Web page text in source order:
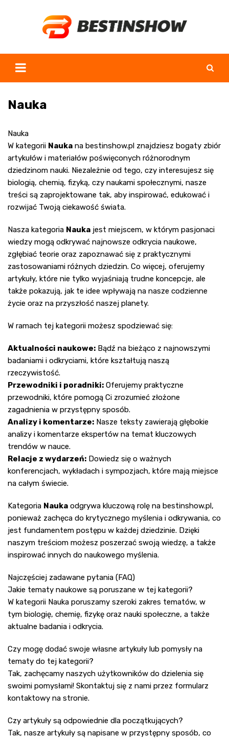
Nauka
Nauka
W kategorii Nauka na bestinshow.pl znajdziesz bogaty zbiór
artykułów i materiałów poświęconych różnorodnym
dziedzinom nauki. Niezależnie od tego, czy interesujesz się
biologią, chemią, fizyką, czy naukami społecznymi, nasze
treści są zaprojektowane tak, aby inspirować, edukować i
rozwijać Twoją ciekawość świata.
Nasza kategoria Nauka jest miejscem, w którym pasjonaci
wiedzy mogą odkrywać najnowsze odkrycia naukowe,
zgłębiać teorie oraz zapoznawać się z praktycznymi
zastosowaniami różnych dziedzin. Co więcej, oferujemy
artykuły, które nie tylko wyjaśniają trudne koncepcje, ale
także pokazują, jak te idee wpływają na nasze codzienne
życie oraz na przyszłość naszej planety.
W ramach tej kategorii możesz spodziewać się:
Aktualności naukowe: Bądź na bieżąco z najnowszymi
badaniami i odkryciami, które kształtują naszą
rzeczywistość.
Przewodniki i poradniki: Oferujemy praktyczne
przewodniki, które pomogą Ci zrozumieć złożone
zagadnienia w przystępny sposób.
Analizy i komentarze: Nasze teksty zawierają głębokie
analizy i komentarze ekspertów na temat kluczowych
trendów w nauce.
Relacje z wydarzeń: Dowiedz się o ważnych
konferencjach, wykładach i sympozjach, które mają miejsce
na całym świecie.
Kategoria Nauka odgrywa kluczową rolę na bestinshow.pl,
ponieważ zachęca do krytycznego myślenia i odkrywania, co
jest fundamentem postępu w każdej dziedzinie. Dzięki
naszym treściom możesz poszerzać swoją wiedzę, a także
inspirować innych do naukowego myślenia.
Najczęściej zadawane pytania (FAQ)
Jakie tematy naukowe są poruszane w tej kategorii?
W kategorii Nauka poruszamy szeroki zakres tematów, w
tym biologię, chemię, fizykę oraz nauki społeczne, a także
aktualne badania i odkrycia.
Czy mogę dodać swoje własne artykuły lub pomysły na
tematy do tej kategorii?
Tak, zachęcamy naszych użytkowników do dzielenia się
swoimi pomysłami! Skontaktuj się z nami przez formularz
kontaktowy na stronie.
Czy artykuły są odpowiednie dla początkujących?
Tak, nasze artykuły są napisane w przystępny sposób, co